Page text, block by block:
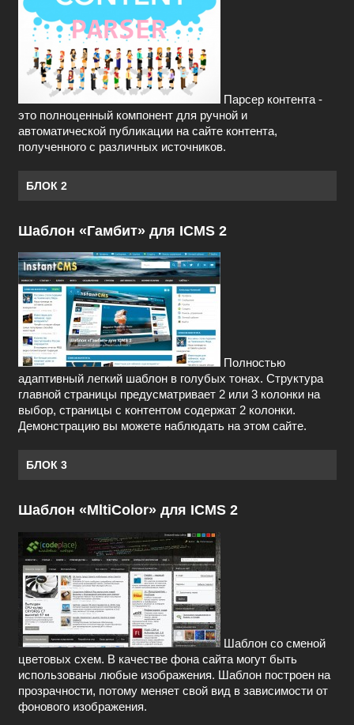
Парсер контента -
это полноценный компонент для ручной и
автоматической публикации на сайте контента,
полученного с различных источников.
БЛОК 2
Шаблон «Гамбит» для ICMS 2
Полностью
адаптивный легкий шаблон в голубых тонах. Структура
главной страницы предусматривает 2 или 3 колонки на
выбор, страницы с контентом содержат 2 колонки.
Демонстрацию вы можете наблюдать на этом сайте.
БЛОК 3
Шаблон «MltiColor» для ICMS 2
Шаблон со сменой
цветовых схем. В качестве фона сайта могут быть
использованы любые изображения. Шаблон построен на
прозрачности, потому меняет свой вид в зависимости от
фонового изображения.